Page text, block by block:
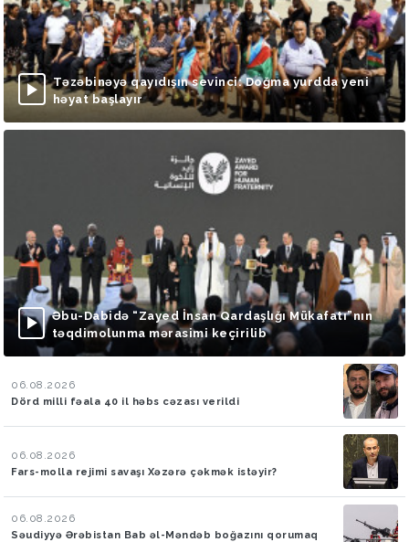
Təzəbinəyə qayıdışın sevinci: Doğma yurdda yeni
həyat başlayır
Əbu-Dabidə “Zayed İnsan Qardaşlığı Mükafatı”nın
təqdimolunma mərasimi keçirilib
06.08.2026
Dörd milli fəala 40 il həbs cəzası verildi
06.08.2026
Fars-molla rejimi savaşı Xəzərə çəkmək istəyir?
06.08.2026
Səudiyyə Ərəbistan Bab əl-Məndəb boğazını qorumaq